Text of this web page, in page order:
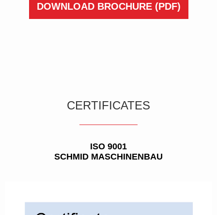
DOWNLOAD BROCHURE (PDF)
CERTIFICATES
ISO 9001
SCHMID MASCHINENBAU